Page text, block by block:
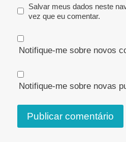
Salvar meus dados neste
vez que eu comentar.
Notifique-me sobre novos
Notifique-me sobre novas